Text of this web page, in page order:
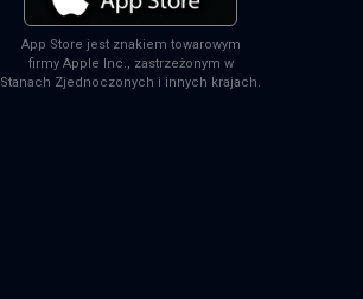
App Store jest znakiem towarowym
firmy Apple Inc., zastrzeżonym w
Stanach Zjednoczonych i innych krajach.